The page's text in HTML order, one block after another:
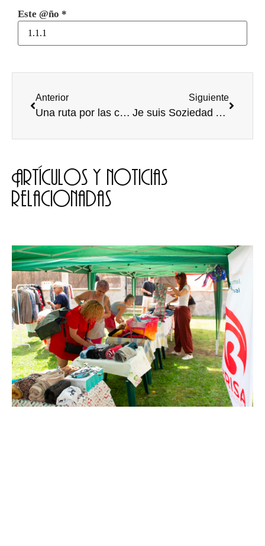
Este @ño *
Anterior
Una ruta por las cuatro villas de Amaya (II):
Siguiente
Je suis Soziedad Alkoholika
Artículos y noticias
relacionadas